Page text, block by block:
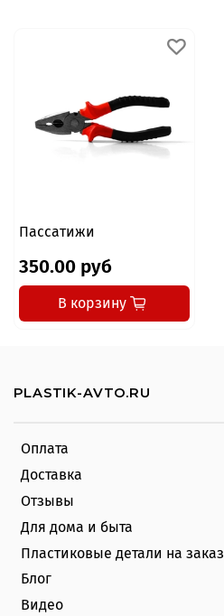
Пассатижи
350.00 руб
В корзину
Оплата
Доставка
Отзывы
Для дома и быта
Пластиковые детали на заказ
Блог
Видео
PLASTIK-AVTO.RU